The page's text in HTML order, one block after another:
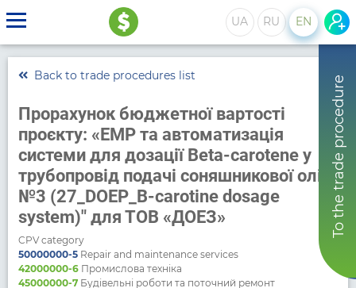
UA RU EN
To the trade procedure
Back to trade procedures list
Прорахунок бюджетної вартості
проєкту: «ЕМР та автоматизація
системи для дозації Beta-carotene у
трубопровід подачі соняшникової олії
№3 (27_DOEP_B-carotine dosage
system)" для ТОВ «ДОЕЗ»
CPV category
50000000-5Repair and maintenance services
42000000-6Промислова техніка
45000000-7Будівельні роботи та поточний ремонт